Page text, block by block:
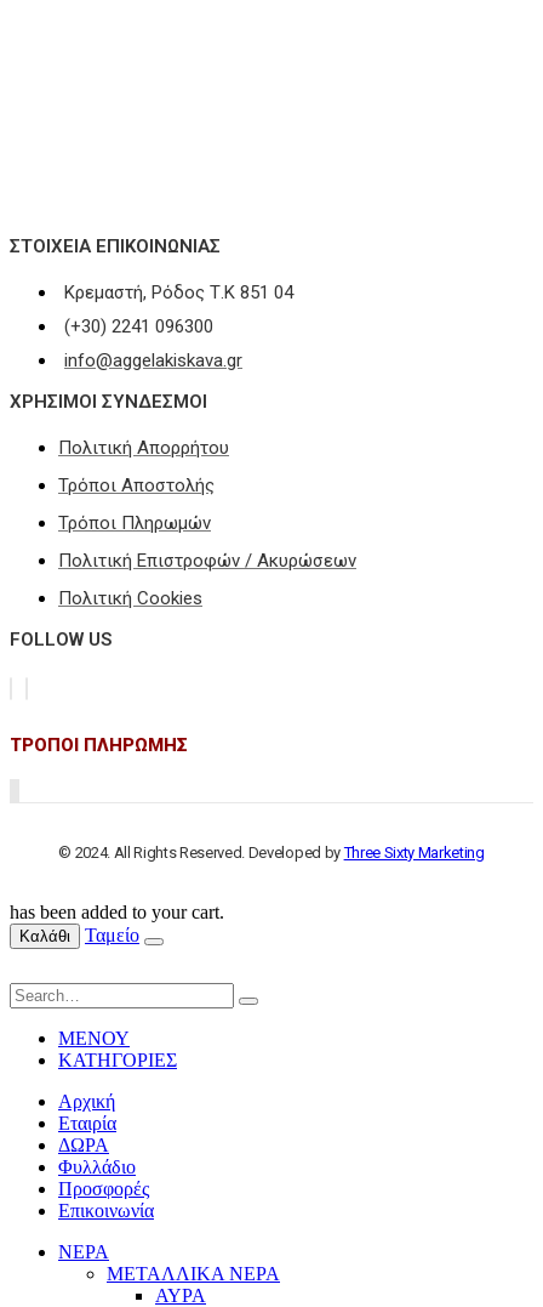
ΣΤΟΙΧΕΊΑ ΕΠΙΚΟΙΝΩΝΊΑΣ
Κρεμαστή, Ρόδος Τ.Κ 851 04
(+30) 2241 096300
info@aggelakiskava.gr
ΧΡΗΣΙΜΟΙ ΣΥΝΔΕΣΜΟΙ
Πολιτική Απορρήτου
Τρόποι Αποστολής
Τρόποι Πληρωμών
Πολιτική Επιστροφών / Ακυρώσεων
Πολιτική Cookies
FOLLOW US
ΤΡΟΠΟΙ ΠΛΗΡΩΜΗΣ
© 2024. All Rights Reserved. Developed byThree Sixty Marketing
has been added to your cart.
Καλάθι Ταμείο
ΜΕΝΟΥ
ΚΑΤΗΓΟΡΙΕΣ
Αρχική
Εταιρία
ΔΩΡΑ
Φυλλάδιο
Προσφορές
Επικοινωνία
ΝΕΡΑ
ΜΕΤΑΛΛΙΚΑ ΝΕΡΑ
ΑΥΡΑ